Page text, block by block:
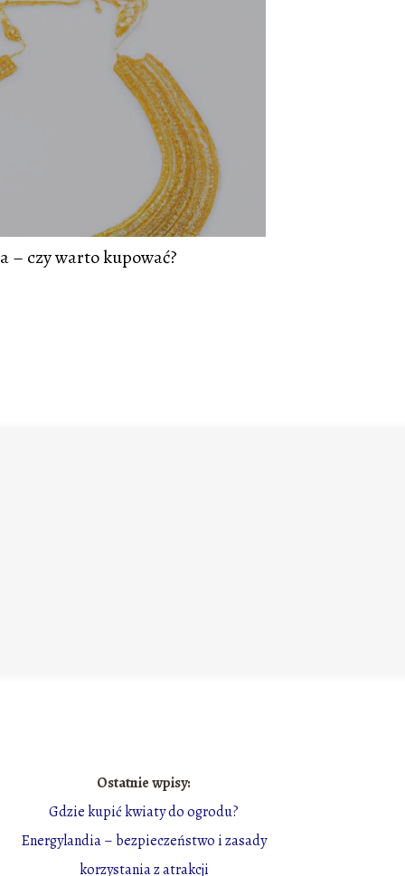
– czy warto kupować?
Ostatnie wpisy:
Gdzie kupić kwiaty do ogrodu?
Energylandia – bezpieczeństwo i zasady
korzystania z atrakcji